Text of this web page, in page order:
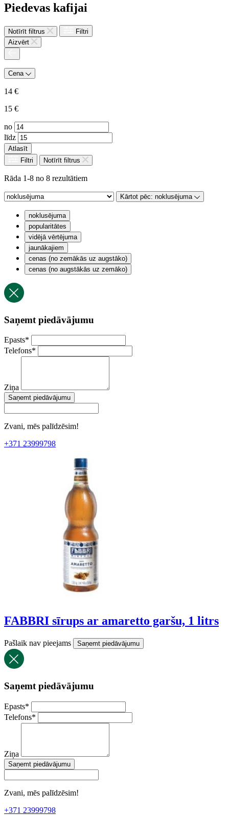
Piedevas kafijai
Notīrīt filtrus
Filtri
Aizvērt
Cena
14 €
15 €
no
līdz
Atlasīt
Filtri
Notīrīt filtrus
Rāda 1-8 no 8 rezultātiem
Kārtot pēc: noklusējuma
noklusējuma
popularitātes
vidējā vērtējuma
jaunākajiem
cenas (no zemākās uz augstāko)
cenas (no augstākās uz zemāko)
Saņemt piedāvājumu
Epasts*
Telefons*
Ziņa
Saņemt piedāvājumu
Zvani, mēs palīdzēsim!
+371 23999798
FABBRI sīrups ar amaretto garšu, 1 litrs
Pašlaik nav pieejams Saņemt piedāvājumu
Saņemt piedāvājumu
Epasts*
Telefons*
Ziņa
Saņemt piedāvājumu
Zvani, mēs palīdzēsim!
+371 23999798